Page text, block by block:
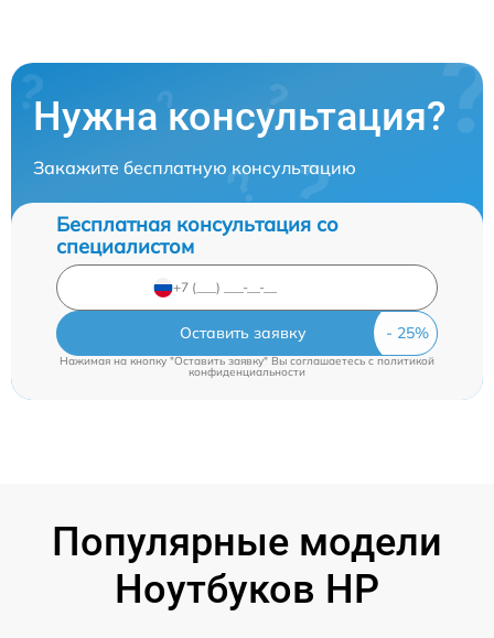
Нужна консультация?
Закажите бесплатную консультацию
Бесплатная консультация со
специалистом
Оставить заявку
Нажимая на кнопку "Оставить заявку" Вы соглашаетесь cполитикой
конфиденциальности
Популярные модели
Ноутбуков HP